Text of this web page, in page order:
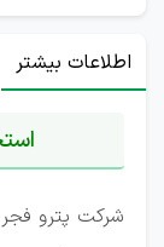
اطلاعات بیشتر
شرکت پترو